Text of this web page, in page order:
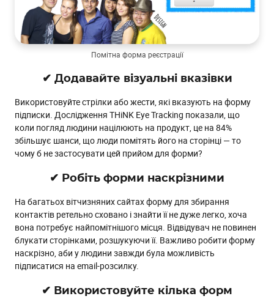
✔ Надавайте посилання на політику конфіденційності
✔ Розділяйте за інтересами
✔ Тестуйте форму підписки
✔ Використовуйте різні формати
Рекомендації
Помітна форма реєстрації
✔ Додавайте візуальні вказівки
Використовуйте стрілки або жести, які вказують на форму
підписки. Дослідження THiNK Eye Tracking показали, що
коли погляд людини націлюють на продукт, це на 84%
збільшує шанси, що люди помітять його на сторінці — то
чому б не застосувати цей прийом для форми?
✔ Робіть форми наскрізними
На багатьох вітчизняних сайтах форму для збирання
контактів ретельно сховано і знайти її не дуже легко, хоча
вона потребує найпомітнішого місця. Відвідувач не повинен
блукати сторінками, розшукуючи її. Важливо робити форму
наскрізно, аби у людини завжди була можливість
підписатися на email-розсилку.
✔ Використовуйте кілька форм